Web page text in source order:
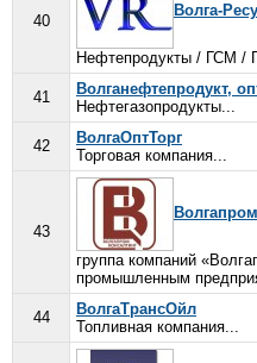
40
Волга-
Нефтепродукты / ГСМ /
41
Волганефтепродукт,
Нефтегазопродукты...
42
ВолгаОптТорг
Торговая компания...
43
группа компаний
промышленным
44
ВолгаТрансОйл
Топливная компания...